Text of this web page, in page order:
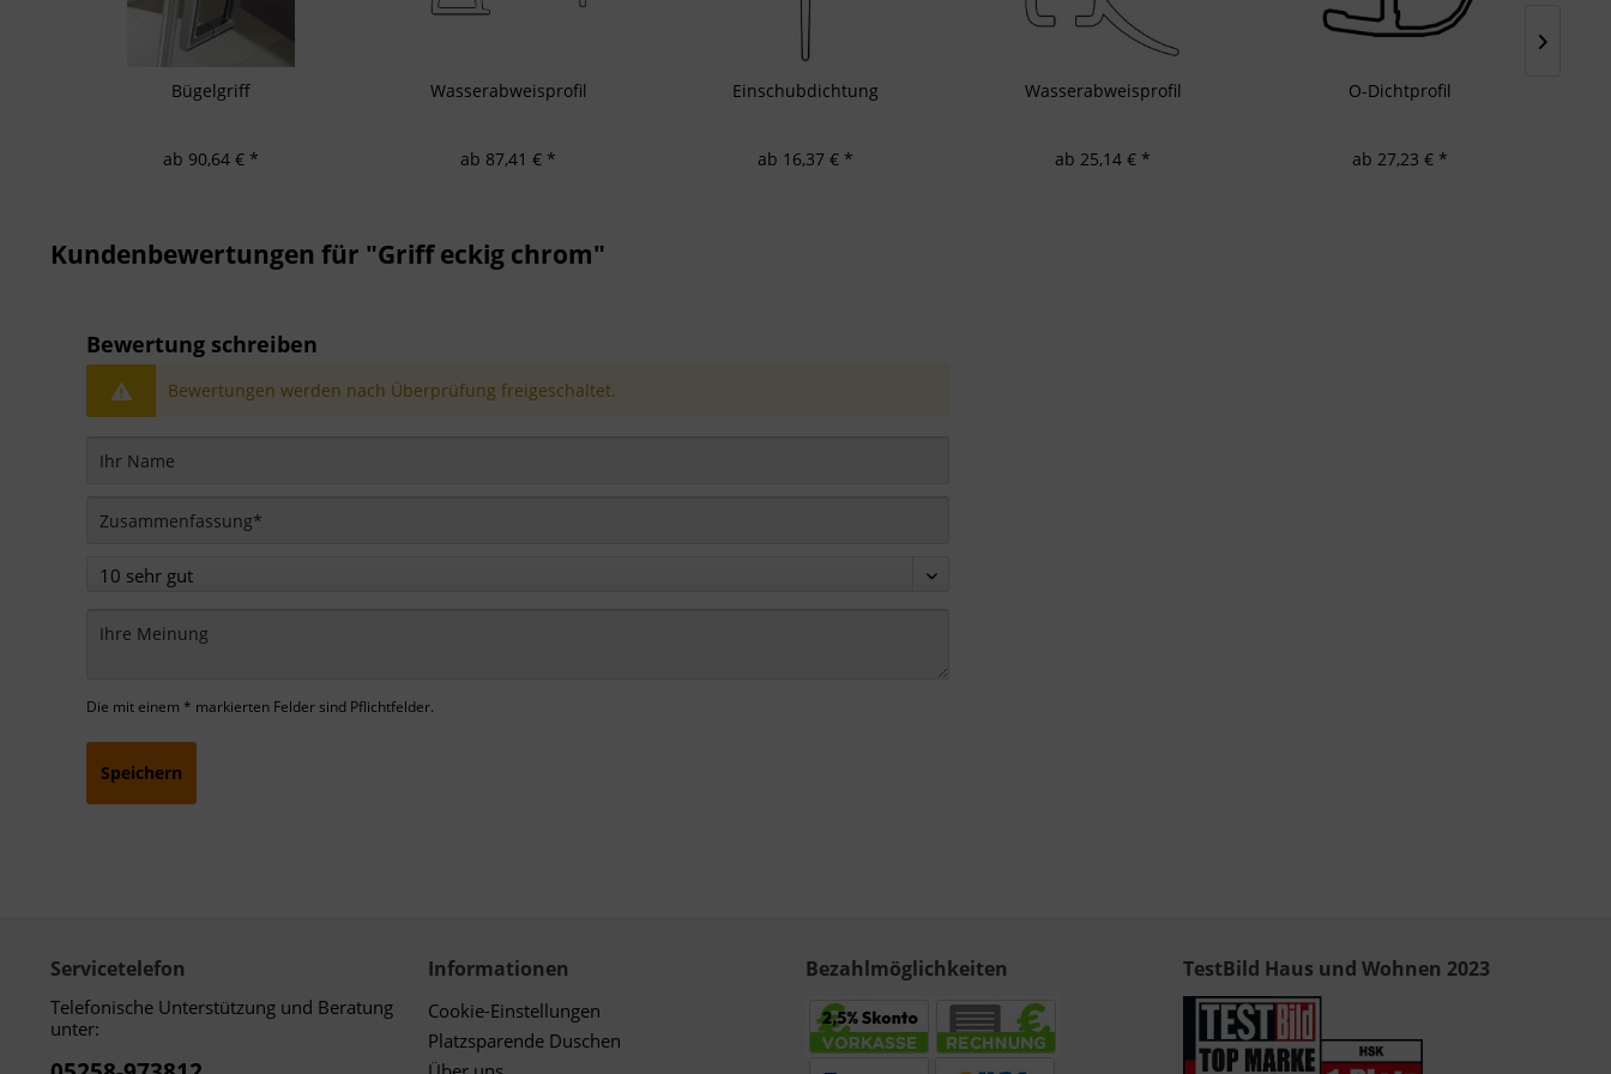
Bügelgriff
ab 90,64 € *
Wasserabweisprofil
ab 87,41 € *
Einschubdichtung
ab 16,37 € *
Wasserabweisprofil
ab 25,14 € *
O-Dichtprofil
ab 27,23 € *
Kundenbewertungen für "Griff eckig chrom"
Bewertung schreiben
Bewertungen werden nach Überprüfung freigeschaltet.
Die mit einem * markierten Felder sind Pflichtfelder.
Speichern
Servicetelefon
Telefonische Unterstützung und Beratung
unter:
Informationen
Cookie-Einstellungen
Platzsparende Duschen
Bezahlmöglichkeiten TestBild Haus und Wohnen 2023